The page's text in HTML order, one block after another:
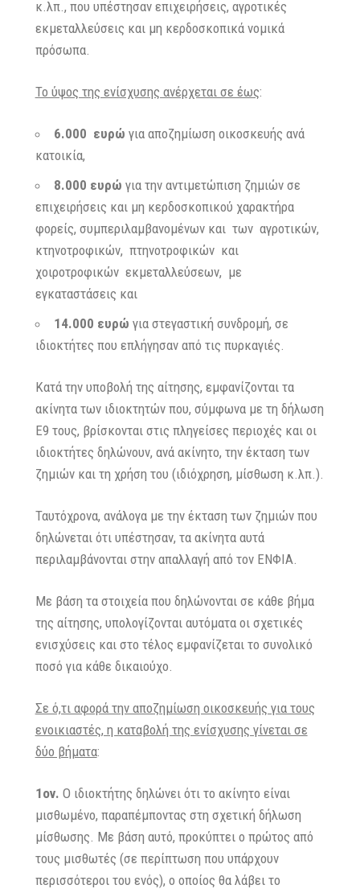
κ.λπ., που υπέστησαν επιχειρήσεις, αγροτικές
εκμεταλλεύσεις και μη κερδοσκοπικά νομικά
πρόσωπα.
Το ύψος της ενίσχυσης ανέρχεται σε έως:
6.000 ευρώ για αποζημίωση οικοσκευής ανά
κατοικία,
8.000 ευρώ για την αντιμετώπιση ζημιών σε
επιχειρήσεις και μη κερδοσκοπικού χαρακτήρα
φορείς, συμπεριλαμβανομένων και των αγροτικών,
κτηνοτροφικών, πτηνοτροφικών και
χοιροτροφικών εκμεταλλεύσεων, με
εγκαταστάσεις και
14.000 ευρώ για στεγαστική συνδρομή, σε
ιδιοκτήτες που επλήγησαν από τις πυρκαγιές.
Κατά την υποβολή της αίτησης, εμφανίζονται τα
ακίνητα των ιδιοκτητών που, σύμφωνα με τη δήλωση
Ε9 τους, βρίσκονται στις πληγείσες περιοχές και οι
ιδιοκτήτες δηλώνουν, ανά ακίνητο, την έκταση των
ζημιών και τη χρήση του (ιδιόχρηση, μίσθωση κ.λπ.).
Ταυτόχρονα, ανάλογα με την έκταση των ζημιών που
δηλώνεται ότι υπέστησαν, τα ακίνητα αυτά
περιλαμβάνονται στην απαλλαγή από τον ΕΝΦΙΑ.
Με βάση τα στοιχεία που δηλώνονται σε κάθε βήμα
της αίτησης, υπολογίζονται αυτόματα οι σχετικές
ενισχύσεις και στο τέλος εμφανίζεται το συνολικό
ποσό για κάθε δικαιούχο.
Σε ό,τι αφορά την αποζημίωση οικοσκευής για τους
ενοικιαστές, η καταβολή της ενίσχυσης γίνεται σε
δύο βήματα:
1ον. Ο ιδιοκτήτης δηλώνει ότι το ακίνητο είναι
μισθωμένο, παραπέμποντας στη σχετική δήλωση
μίσθωσης. Με βάση αυτό, προκύπτει ο πρώτος από
τους μισθωτές (σε περίπτωση που υπάρχουν
περισσότεροι του ενός), ο οποίος θα λάβει το